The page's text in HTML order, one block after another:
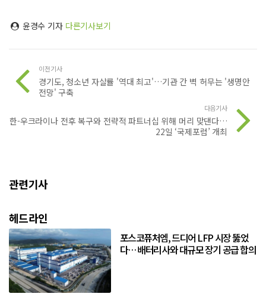
윤경수 기자 다른기사보기
이전기사
경기도, 청소년 자살률 '역대 최고'…기관 간 벽 허무는 '생명안
전망' 구축
다음기사
한-우크라이나 전후 복구와 전략적 파트너십 위해 머리 맞댄다…
22일 ‘국제포럼’ 개최
관련기사
헤드라인
포스코퓨처엠, 드디어 LFP 시장 뚫었
다… 배터리사와 대규모 장기 공급 합의